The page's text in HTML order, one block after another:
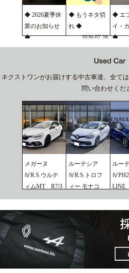
◆ 2026夏季休
業のお知らせ
◆
2026.08.05
◆ もうネタ切
れ ◆
2026.07.28
◆ エ
イ・
◆
ネクストワンがお届けする中古車達、全て
問い合わせくだ
メガーヌ
ⅣR.S.ウルテ
ィムMT R7/3
2026.07.02
ルーテシア
ⅣR.S.トロフ
ィー モナコ
GP H29/3
2026.02.25
ルー
ⅣPH2
LINE